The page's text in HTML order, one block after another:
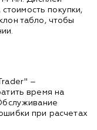
стоимость покупки,
табло, чтобы
–
время на
при расчетах